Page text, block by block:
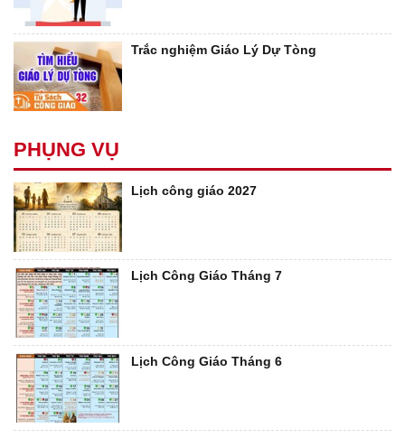
Trắc nghiệm Giáo Lý Dự Tòng
PHỤNG VỤ
Lịch công giáo 2027
Lịch Công Giáo Tháng 7
Lịch Công Giáo Tháng 6